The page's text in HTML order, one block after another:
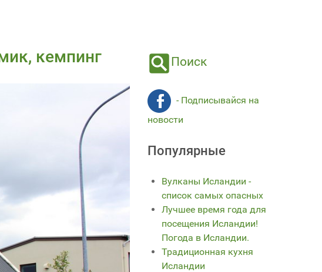
кемпинг Поиск
- Подписывайся на
новости
Популярные
Вулканы Исландии -
список самых опасных
Лучшее время года для
посещения Исландии!
Погода в Исландии.
Традиционная кухня
Исландии